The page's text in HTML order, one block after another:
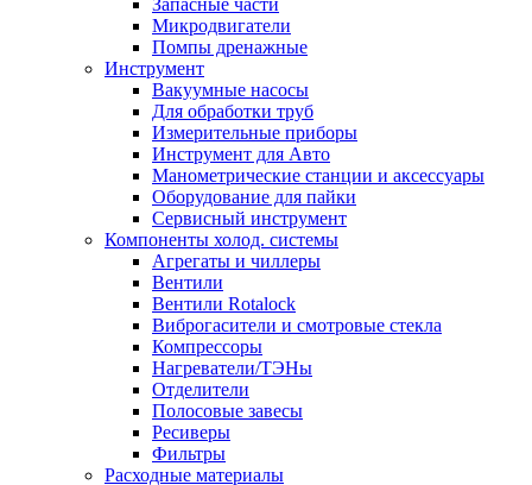
Запасные части
Микродвигатели
Помпы дренажные
Инструмент
Вакуумные насосы
Для обработки труб
Измерительные приборы
Инструмент для Авто
Манометрические станции и аксессуары
Оборудование для пайки
Сервисный инструмент
Компоненты холод. системы
Агрегаты и чиллеры
Вентили
Вентили Rotalock
Виброгасители и смотровые стекла
Компрессоры
Нагреватели/ТЭНы
Отделители
Полосовые завесы
Ресиверы
Фильтры
Расходные материалы